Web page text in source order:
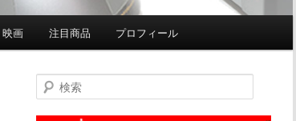
映画 注目商品 プロフィール
検索